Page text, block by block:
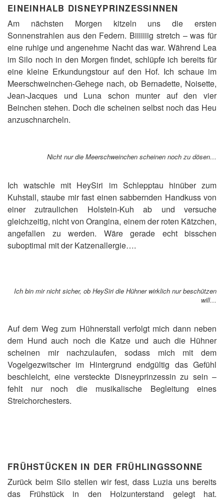
EINEINHALB DISNEYPRINZESSINNEN
Am nächsten Morgen kitzeln uns die ersten
Sonnenstrahlen aus den Federn. Biiiiiiig stretch – was für
eine ruhige und angenehme Nacht das war. Während Lea
im Silo noch in den Morgen findet, schlüpfe ich bereits für
eine kleine Erkundungstour auf den Hof. Ich schaue im
Meerschweinchen-Gehege nach, ob Bernadette, Noisette,
Jean-Jacques und Luna schon munter auf den vier
Beinchen stehen. Doch die scheinen selbst noch das Heu
anzuschnarcheln.
Nicht nur die Meerschweinchen scheinen noch zu dösen…
Ich watschle mit HeySiri im Schlepptau hinüber zum
Kuhstall, staube mir fast einen sabbernden Handkuss von
einer zutraulichen Holstein-Kuh ab und versuche
gleichzeitig, nicht von Orangina, einem der roten Kätzchen,
angefallen zu werden. Wäre gerade echt bisschen
suboptimal mit der Katzenallergie….
Ich bin mir nicht sicher, ob HeySiri die Hühner wirklich nur beschützen
will…
Auf dem Weg zum Hühnerstall verfolgt mich dann neben
dem Hund auch noch die Katze und auch die Hühner
scheinen mir nachzulaufen, sodass mich mit dem
Vogelgezwitscher im Hintergrund endgültig das Gefühl
beschleicht, eine versteckte Disneyprinzessin zu sein –
fehlt nur noch die musikalische Begleitung eines
Streichorchesters.
FRÜHSTÜCKEN IN DER FRÜHLINGSSONNE
Zurück beim Silo stellen wir fest, dass Luzia uns bereits
das Frühstück in den Holzunterstand gelegt hat.